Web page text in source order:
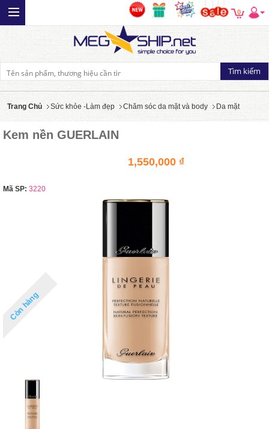
0
Trang Chủ Sức khỏe -Làm đẹp Chăm sóc da mặt và body Da mặt
Kem nền GUERLAIN
1,550,000 ₫
Mã SP: 3220
Còn hàng